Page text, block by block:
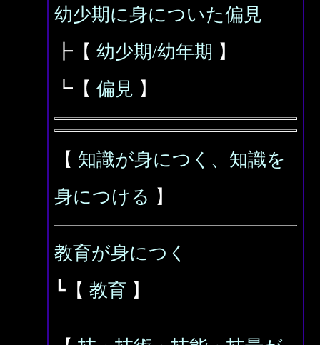
幼少期に身についた偏見
┣【 幼少期/幼年期 】
┗【 偏見 】
【 知識が身につく、知識を
身につける 】
教育が身につく
┗【 教育 】